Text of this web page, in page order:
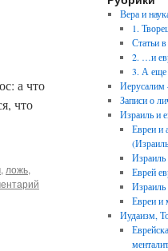
а что
что
, ложь,
Вера и
1.
Статьи
2. …и
3. А еще
Иерусалим
Записи о
Израиль и
Евреи и
Израиль
Еврей
Евреи и
Иудаизм,